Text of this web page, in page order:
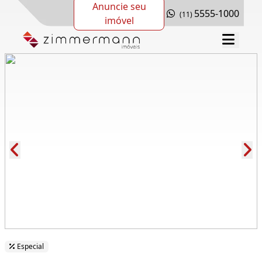
Anuncie seu
imóvel
(11) 5555-1000
Especial